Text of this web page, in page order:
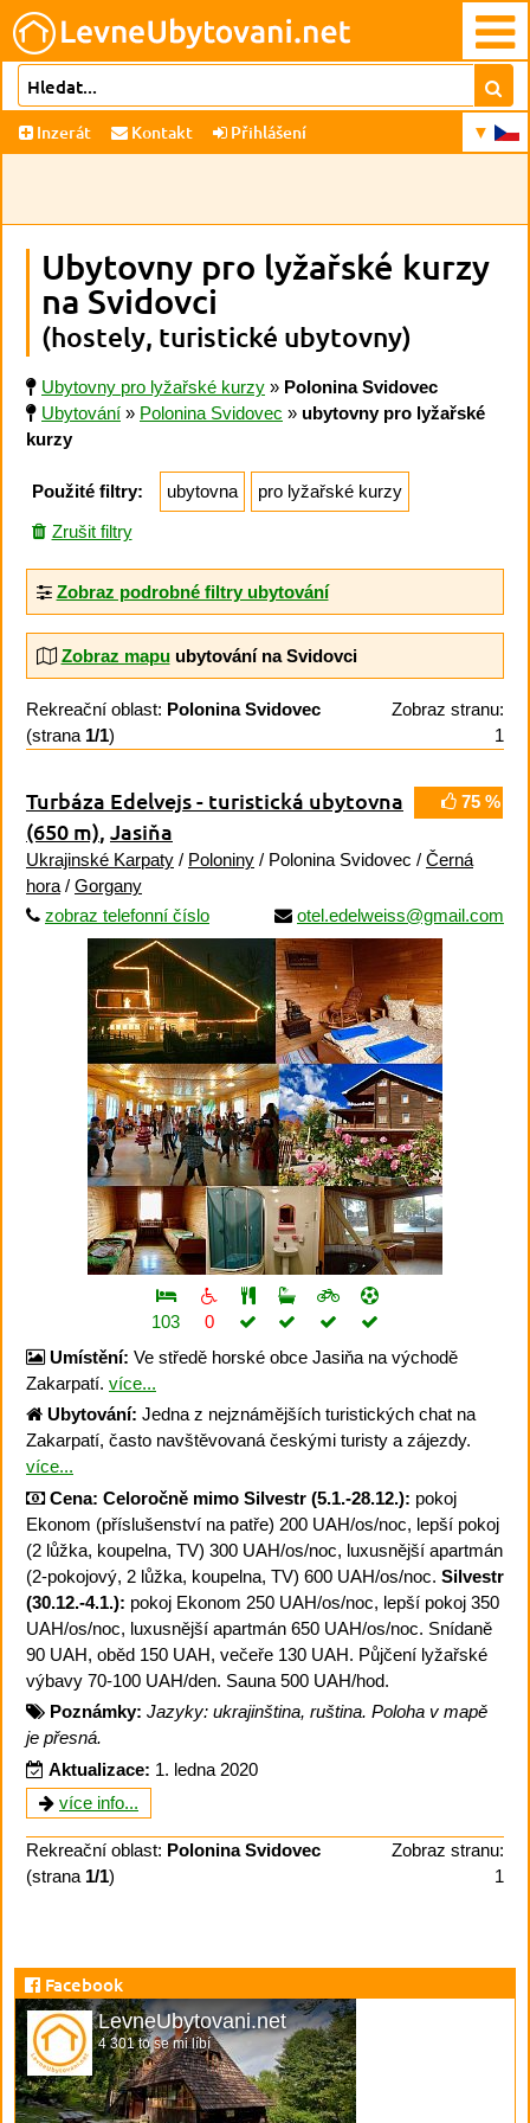
Inzerát Kontakt Přihlášení
Ubytovny pro lyžařské kurzy
na Svidovci
(hostely, turistické ubytovny)
Ubytovny pro lyžařské kurzy » Polonina Svidovec
Ubytování » Polonina Svidovec » ubytovny pro lyžařské
kurzy
Použité filtry: ubytovna
pro lyžařské kurzy
Zrušit filtry
Zobraz podrobné filtry ubytování
Zobraz mapuubytování na Svidovci
Rekreační oblast: Polonina Svidovec
(strana 1/1)
Zobraz stranu:
1
75 %
Turbáza Edelvejs - turistická ubytovna
(650 m), Jasiňa
Ukrajinské Karpaty / Poloniny / Polonina Svidovec / Černá
hora / Gorgany
zobraz telefonní číslo
otel.edelweiss@gmail.com
103
0
Umístění: Ve středě horské obce Jasiňa na východě
Zakarpatí. více...
Ubytování: Jedna z nejznámějších turistických chat na
Zakarpatí, často navštěvovaná českými turisty a zájezdy.
více...
Cena: Celoročně mimo Silvestr (5.1.-28.12.): pokoj
Ekonom (příslušenství na patře) 200 UAH/os/noc, lepší pokoj
(2 lůžka, koupelna, TV) 300 UAH/os/noc, luxusnější apartmán
(2-pokojový, 2 lůžka, koupelna, TV) 600 UAH/os/noc. Silvestr
(30.12.-4.1.): pokoj Ekonom 250 UAH/os/noc, lepší pokoj 350
UAH/os/noc, luxusnější apartmán 650 UAH/os/noc. Snídaně
90 UAH, oběd 150 UAH, večeře 130 UAH. Půjčení lyžařské
výbavy 70-100 UAH/den. Sauna 500 UAH/hod.
Poznámky: Jazyky: ukrajinština, ruština. Poloha v mapě
je přesná.
Aktualizace: 1. ledna 2020
více info...
Rekreační oblast: Polonina Svidovec
(strana 1/1)
Zobraz stranu:
1
Facebook
LevneUbytovani.net
4 301 to se mi líbí